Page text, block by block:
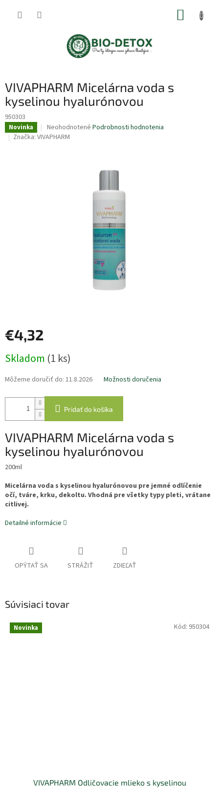
VIVAPHARM Micelárna voda s
kyselinou hyalurónovou
950303
Novinka
Priemerné
hodnotenie
Neohodnotené Podrobnosti hodnotenia
Značka: VIVAPHARM
€4,32
cena:
Skladom (1 ks)
Môžeme doručiť do: 11.8.2026 Možnosti doručenia
Pridať do košíka
VIVAPHARM Micelárna voda s
kyselinou hyalurónovou
200ml
Micelárna voda s kyselinou hyalurónovou pre jemné odlíčenie
očí, tváre, krku, dekoltu. Vhodná pre všetky typy pleti, vrátane
citlivej.
Detailné informácie
OPÝTAŤ SA STRÁŽIŤ ZDIEĽAŤ
Súvisiaci tovar
Novinka
VIVAPHARM Odličovacie mlieko s kyselinou
Kód: 950304